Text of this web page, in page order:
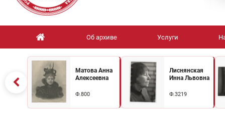
Об архиве Услуги
Матова Анна
Алексеевна
Ф.800
Лиснянская
Инна Львовна
Ф.3219